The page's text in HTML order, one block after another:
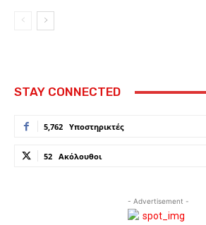
STAY CONNECTED
5,762 Υποστηρικτές
52 Ακόλουθοι
- Advertisement -